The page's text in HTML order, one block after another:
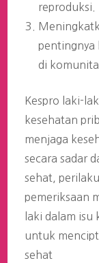
reproduksi.
pentingnya
di
Kespro laki-
kesehatan
menjaga
secara sadar
sehat,
pemeriksaan
laki dalam
untuk
sehat